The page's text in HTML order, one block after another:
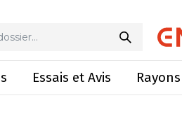
Essais et Avis
laitière néo-zélandaise